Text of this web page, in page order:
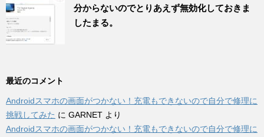
分からないのでとりあえず無効化しておきま
したまる。
最近のコメント
Androidスマホの画面がつかない！充電もできないので自分で修理に
挑戦してみた に GARNET より
Androidスマホの画面がつかない！充電もできないので自分で修理に